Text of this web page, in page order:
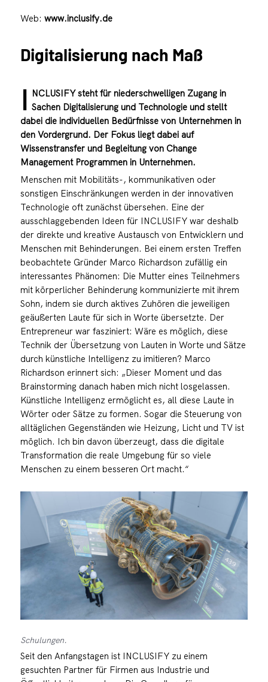
Web: www.inclusify.de
Digitalisierung nach Maß
I NCLUSIFY steht für niederschwelligen Zugang in
Sachen Digitalisierung und Technologie und stellt
dabei die individuellen Bedürfnisse von Unternehmen in
den Vordergrund. Der Fokus liegt dabei auf
Wissenstransfer und Begleitung von Change
Management Programmen in Unternehmen.
Menschen mit Mobilitäts-, kommunikativen oder
sonstigen Einschränkungen werden in der innovativen
Technologie oft zunächst übersehen. Eine der
ausschlaggebenden Ideen für INCLUSIFYwar deshalb
der direkte und kreative Austausch von Entwicklern und
Menschen mit Behinderungen. Bei einem ersten Treffen
beobachtete Gründer Marco Richardson zufällig ein
interessantes Phänomen: Die Mutter eines Teilnehmers
mit körperlicher Behinderung kommunizierte mit ihrem
Sohn, indem sie durch aktives Zuhören die jeweiligen
geäußerten Laute für sich in Worte übersetzte. Der
Entrepreneur war fasziniert: Wäre es möglich, diese
Technik der Übersetzung von Lauten in Worte und Sätze
durch künstliche Intelligenz zu imitieren? Marco
Richardson erinnert sich: „Dieser Moment und das
Brainstorming danach haben mich nicht losgelassen.
Künstliche Intelligenz ermöglicht es, all diese Laute in
Wörter oder Sätze zu formen. Sogar die Steuerung von
alltäglichen Gegenständen wie Heizung, Licht und TV ist
möglich. Ich bin davon überzeugt, dass die digitale
Transformation die reale Umgebung für so viele
Menschen zu einem besseren Ort macht.“
Schulungen.
Seit den Anfangstagen ist INCLUSIFY zu einem
gesuchten Partner für Firmen aus Industrie und